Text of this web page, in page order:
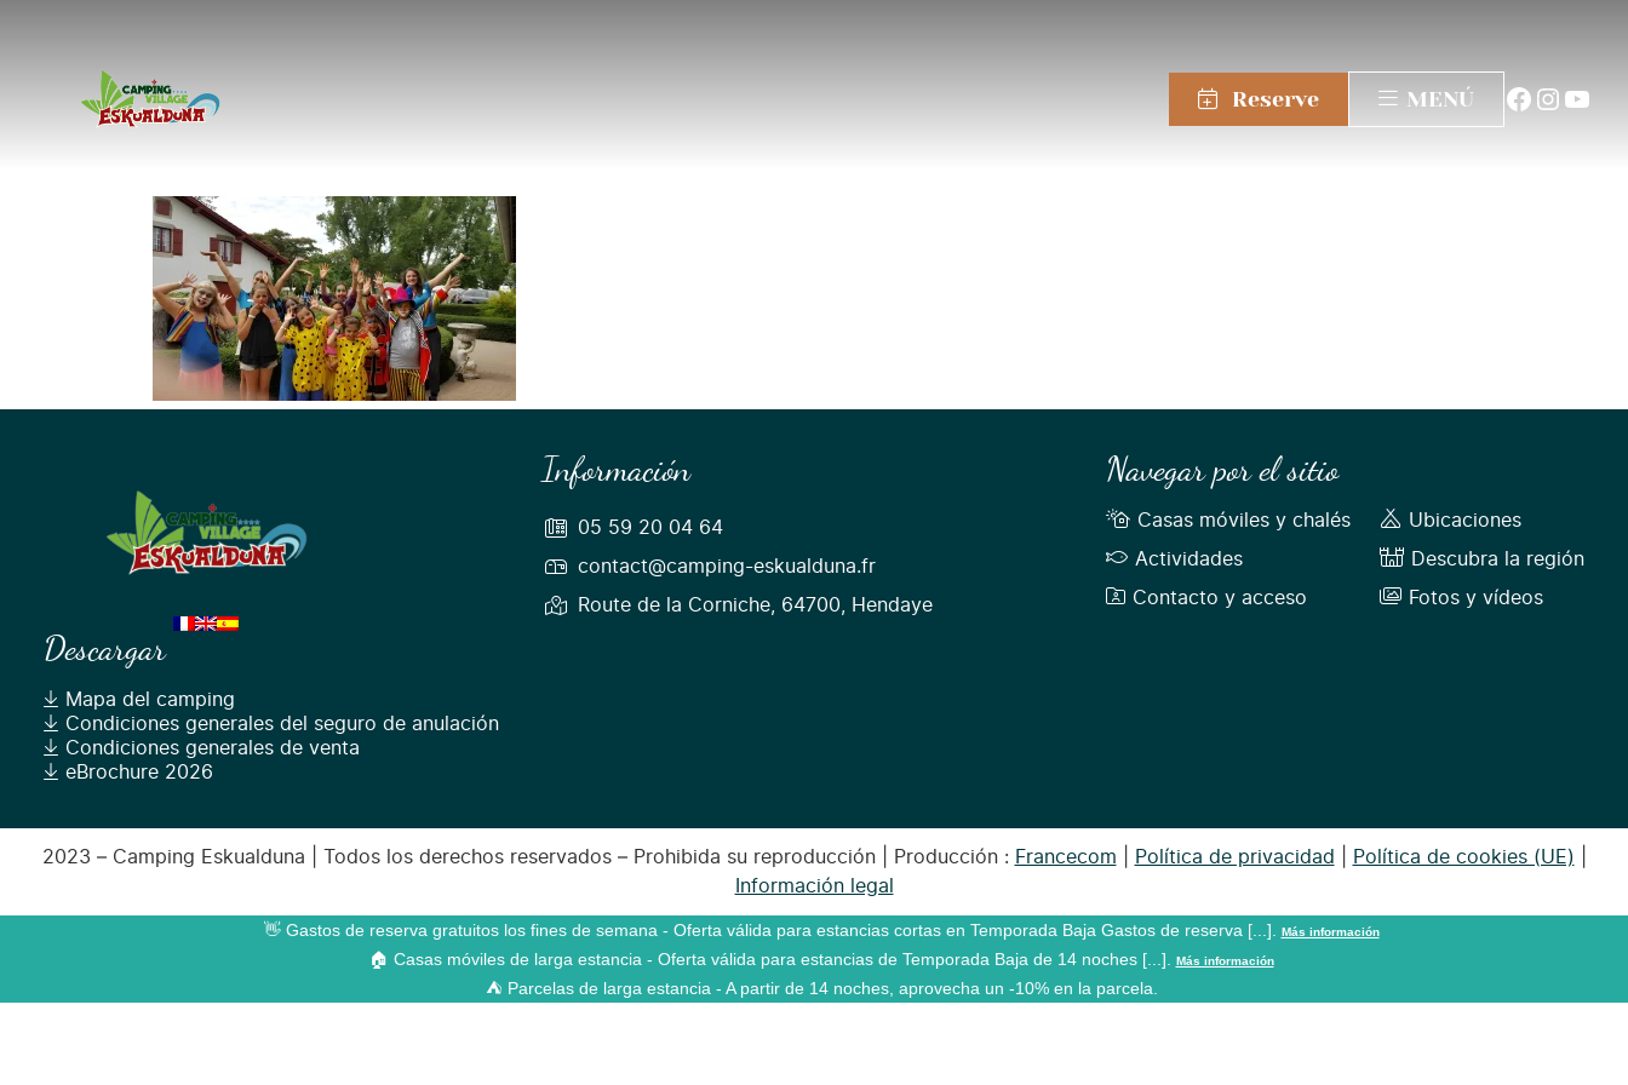
Reserve MENÚ
Información
05 59 20 04 64
contact@camping-eskualduna.fr
Route de la Corniche, 64700, Hendaye
Navegar por el sitio
Casas móviles y chalés
Ubicaciones
Actividades
Descubra la región
Contacto y acceso
Fotos y vídeos
Descargar
Mapa del camping
Condiciones generales del seguro de anulación
Condiciones generales de venta
eBrochure 2026
2023 – Camping Eskualduna | Todos los derechos reservados – Prohibida su reproducción | Producción : Francecom Política de privacidad Política de cookies (UE)
Información legal
👋 Gastos de reserva gratuitos los fines de semana - Oferta válida para estancias cortas en Temporada Baja Gastos de reserva [...]. Más información
🏠 Casas móviles de larga estancia - Oferta válida para estancias de Temporada Baja de 14 noches [...]. Más información
⛺ Parcelas de larga estancia - A partir de 14 noches, aprovecha un -10% en la parcela.